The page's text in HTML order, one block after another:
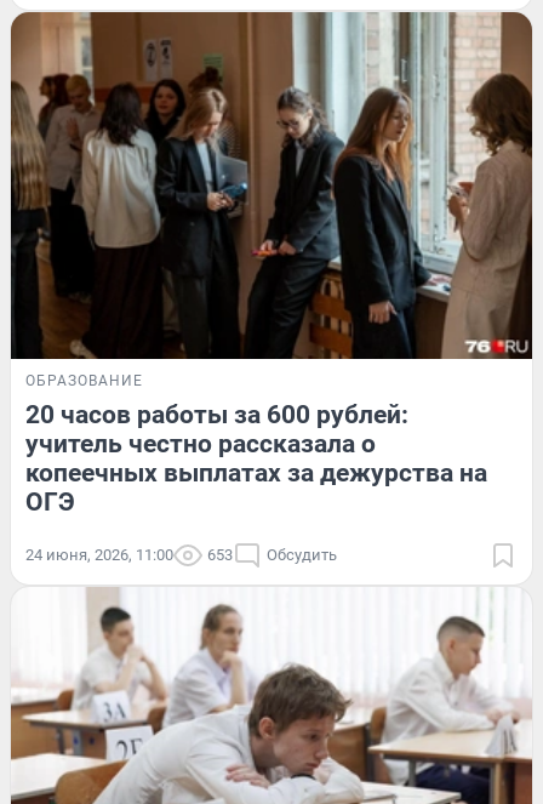
ОБРАЗОВАНИЕ
20 часов работы за 600 рублей:
учитель честно рассказала о
копеечных выплатах за дежурства на
ОГЭ
24 июня, 2026, 11:00 653 Обсудить